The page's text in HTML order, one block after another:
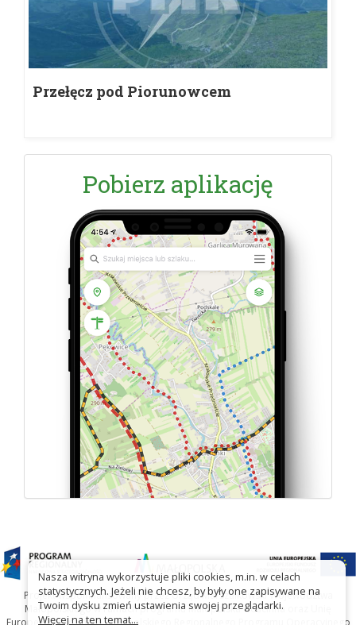
Przełęcz pod Piorunowcem
Pobierz aplikację
Projekt współfinansowany przez Urząd Marszałkowski Województwa
Małopolskiego w ramach programu Małopolska Gościnna oraz Unię
Europejską w ramach Małopolskiego Regionalnego Programu Operacyjnego
Nasza witryna wykorzystuje pliki cookies, m.in. w celach
statystycznych. Jeżeli nie chcesz, by były one zapisywane na
Twoim dysku zmień ustawienia swojej przeglądarki.
Więcej na ten temat...